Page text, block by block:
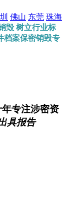
佛山 东莞 珠海
毁 树立行业标
档案保密销毁专
专注涉密资
具报告